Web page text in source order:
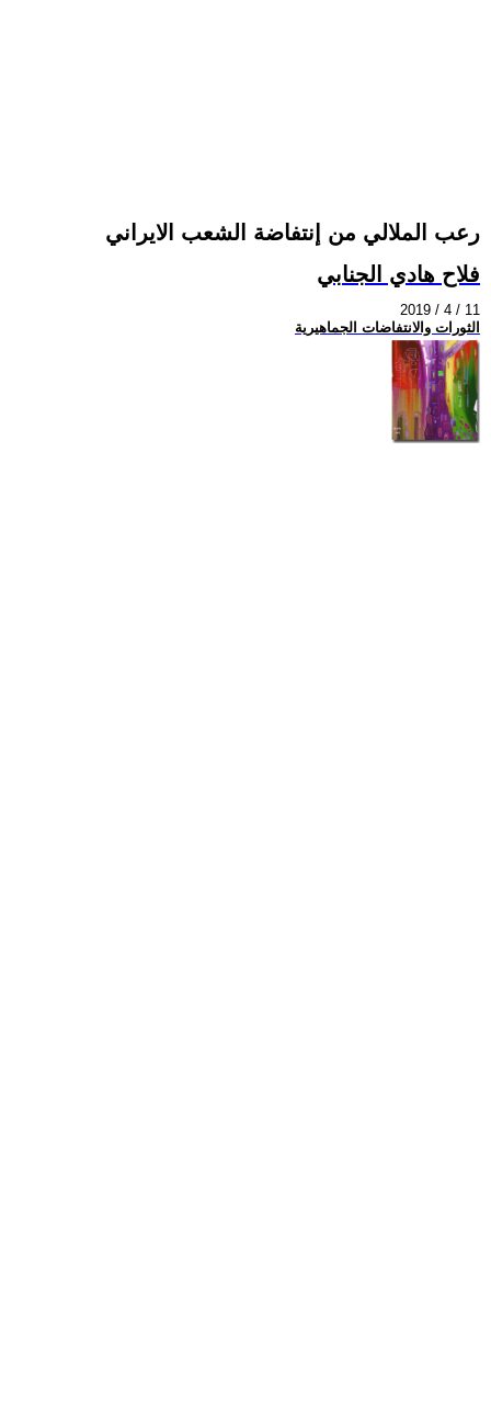
رعب الملالي من إنتفاضة الشعب الايراني
فلاح هادي الجنابي
2019 / 4 / 11
الثورات والانتفاضات الجماهيرية